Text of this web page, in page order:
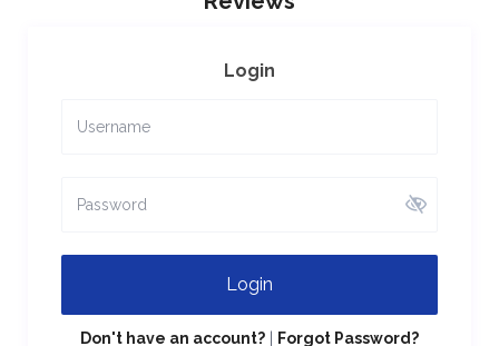
Login
Login
Don't have an account? Forgot Password?